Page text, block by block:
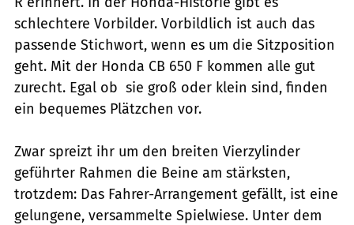
schlechtere Vorbilder. Vorbildlich ist auch das
passende Stichwort, wenn es um die Sitzposition
geht. Mit der Honda CB 650 F kommen alle gut
zurecht. Egal ob sie groß oder klein sind, finden
ein bequemes Plätzchen vor.
Zwar spreizt ihr um den breiten Vierzylinder
geführter Rahmen die Beine am stärksten,
trotzdem: Das Fahrer-Arrangement gefällt, ist eine
gelungene, versammelte Spielwiese. Unter dem